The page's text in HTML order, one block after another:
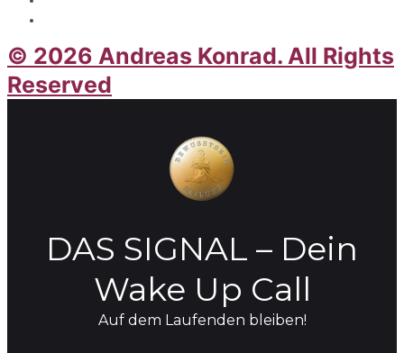
© 2026 Andreas Konrad. All Rights
Reserved
DAS SIGNAL – Dein
Wake Up Call
Auf dem Laufenden bleiben!